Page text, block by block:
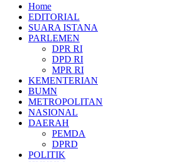
Home
EDITORIAL
SUARA ISTANA
PARLEMEN
DPR RI
DPD RI
MPR RI
KEMENTERIAN
BUMN
METROPOLITAN
NASIONAL
DAERAH
PEMDA
DPRD
POLITIK